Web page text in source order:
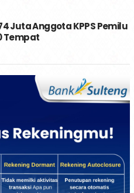
Juta Anggota KPPS Pemilu
Tempat